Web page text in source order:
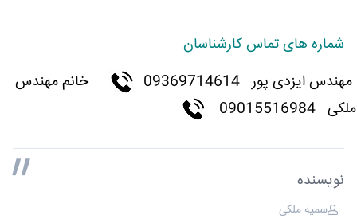
شماره های تماس کارشناسان
مهندس ایزدی پور 09369714614
خانم مهندس
ملکی 09015516984
نویسنده
سمیه ملکی